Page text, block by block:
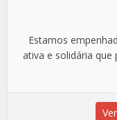
Estamos
ativa e solidária que